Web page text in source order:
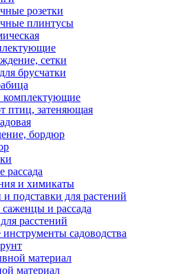
розетки
плинтусы
сетки
брусчатки
комплектующие
птиц, затеняющая
бордюр
и химикаты
подставки для растений
и рассада
расстений
садоводства
материал
материал